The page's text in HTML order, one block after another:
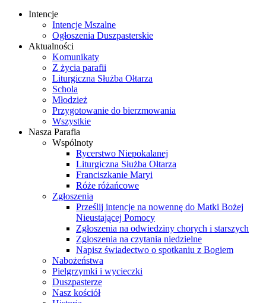
Intencje
Intencje Mszalne
Ogłoszenia Duszpasterskie
Aktualności
Komunikaty
Z życia parafii
Liturgiczna Służba Ołtarza
Schola
Młodzież
Przygotowanie do bierzmowania
Wszystkie
Nasza Parafia
Wspólnoty
Rycerstwo Niepokalanej
Liturgiczna Służba Ołtarza
Franciszkanie Maryi
Róże różańcowe
Zgłoszenia
Prześlij intencje na nowennę do Matki Bożej
Nieustającej Pomocy
Zgłoszenia na odwiedziny chorych i starszych
Zgłoszenia na czytania niedzielne
Napisz świadectwo o spotkaniu z Bogiem
Nabożeństwa
Pielgrzymki i wycieczki
Duszpasterze
Nasz kościół